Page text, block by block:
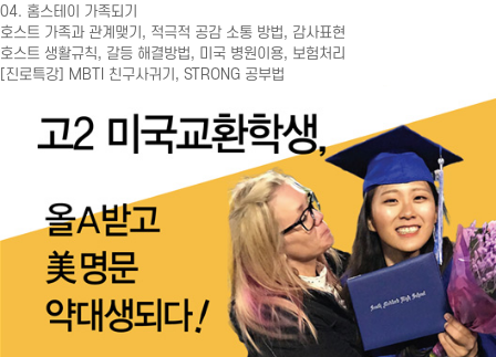
04. 홈스테이 가족되기
호스트 가족과 관계맺기, 적극적 공감 소통 방법, 감사표현
호스트 생활규칙, 갈등 해결방법, 미국 병원이용, 보험처리
[진로특강] MBTI 친구사귀기, STRONG 공부법